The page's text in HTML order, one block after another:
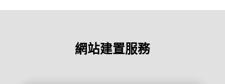
網站建置服務